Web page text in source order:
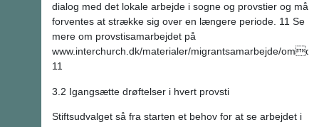
dialog med det lokale arbejde i sogne og provstier og må
forventes at strække sig over en længere periode. 11 Se
mere om provstisamarbejdet på
www.interchurch.dk/materialer/migrantsamarbejde/
11
3.2 Igangsætte drøftelser i hvert provsti
Stiftsudvalget så fra starten et behov for at se arbejdet i